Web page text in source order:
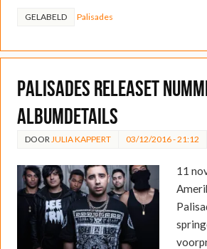
GELABELD Palisades
Palisades releaset
albumdetails
DOOR JULIA KAPPERT 03/12/2016 - 21:12
11